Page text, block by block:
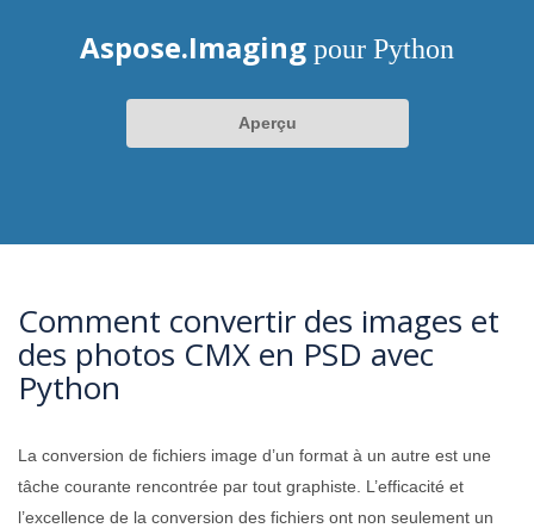
Aspose.Imaging pour Python
Aperçu
Comment convertir des images et
des photos CMX en PSD avec
Python
La conversion de fichiers image d’un format à un autre est une
tâche courante rencontrée par tout graphiste. L’efficacité et
l’excellence de la conversion des fichiers ont non seulement un